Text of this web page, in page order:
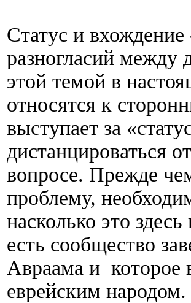
Статус и
разногласий
этой темой в
относятся к
выступает за
дистанцироваться
вопросе. Прежде
проблему,
насколько это
есть сообщество
Авраама и которое
еврейским народом.